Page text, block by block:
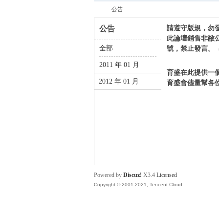
›
公告
請遵守版規，勿
此論壇銷售非敝
號，禁止發言。
育盛在此提供一
育盛會儘量幫各
公告
全部
2011 年 01 月
2012 年 01 月
Powered by Discuz! X3.4 Licensed
Copyright © 2001-2021, Tencent Cloud.